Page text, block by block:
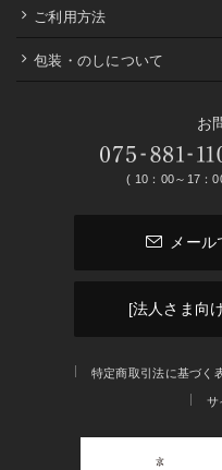
ご利用方法
包装・のしについて
お
( 10：00～17：
メー
[法人さま向
特定商取引法に基づく
サ